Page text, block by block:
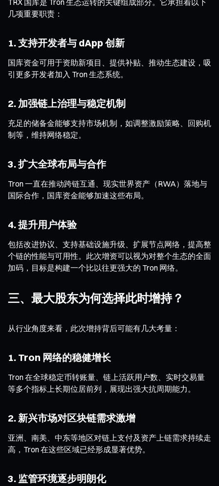
几项重要职责：
1. 支持开发者与 dApp 创新
国库资金可用于资助新项目、提供补贴、推动生态建设，吸
引更多开发者加入 Tron 生态系统。
2. 加强链上治理与稳定机制
充足的储备金能够支持市场机制，如调整激励策略、回购机
制等，维持网络稳定。
3. 扩大全球布局与合作
Tron 一直在推动跨链互通、现实世界资产（RWA）落地与
国际合作，国库资金能够加速这些布局。
4. 提升用户体验
包括改进协议、支持基础设施升级、扩展节点网络，提高整
个链的性能与可用性。此次增资可以视为对整个生态的全面
加码，目标是构建一个比以往更强大的 Tron 网络。
三、最大股东为何选择此时增持？
从行业角度来看，此次增持背后可能有几大考量：
1. Tron 网络的稳健增长
Tron 在全球稳定币转账量、链上活跃用户数、实时交易量
等多个指标上长期位居前列，展现出强大抗周期能力。
2. 新兴市场对区块链需求激增
亚洲、南美、中东等地区对链上支付及资产上链需求持续走
高，Tron 在这些区域已经形成显著优势。
3. 监管环境逐步明朗化